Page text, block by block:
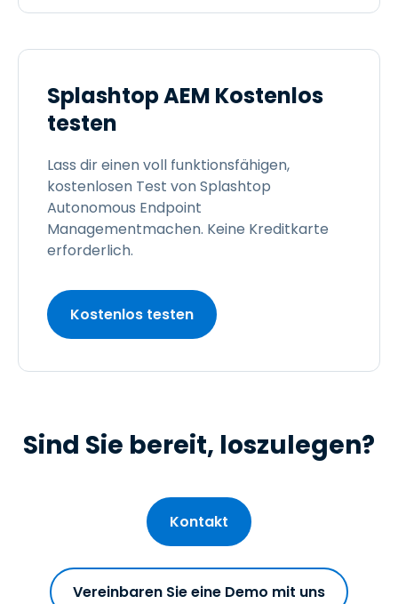
Splashtop AEM Kostenlos
testen
Lass dir einen voll funktionsfähigen,
kostenlosen Test von Splashtop
Autonomous Endpoint
Managementmachen. Keine Kreditkarte
erforderlich.
Kostenlos testen
Sind Sie bereit, loszulegen?
Kontakt
Vereinbaren Sie eine Demo mit uns